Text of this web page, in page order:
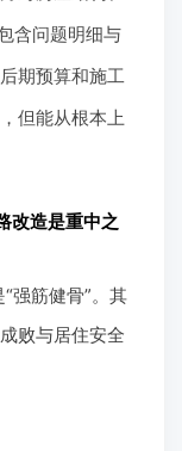
含问题明细与
期预算和施工
但能从根本上
改造是重中之
强筋健骨”。其
败与居住安全